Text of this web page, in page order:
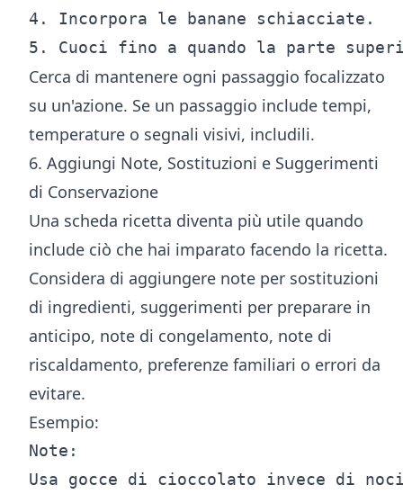
4. Incorpora le banane schiacciate.
Cerca di mantenere ogni passaggio focalizzato
su un'azione. Se un passaggio include tempi,
temperature o segnali visivi, includili.
6. Aggiungi Note, Sostituzioni e Suggerimenti
di Conservazione
Una scheda ricetta diventa più utile quando
include ciò che hai imparato facendo la ricetta.
Considera di aggiungere note per sostituzioni
di ingredienti, suggerimenti per preparare in
anticipo, note di congelamento, note di
riscaldamento, preferenze familiari o errori da
evitare.
Esempio:
Note: